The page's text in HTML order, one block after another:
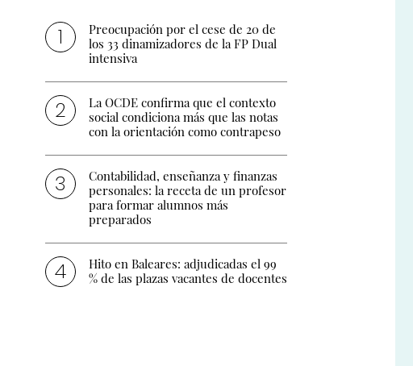
Preocupación por el cese de 20 de
los 33 dinamizadores de la FP Dual
intensiva
La OCDE confirma que el contexto
social condiciona más que las notas
con la orientación como contrapeso
Contabilidad, enseñanza y finanzas
personales: la receta de un profesor
para formar alumnos más
preparados
Hito en Baleares: adjudicadas el 99
% de las plazas vacantes de docentes